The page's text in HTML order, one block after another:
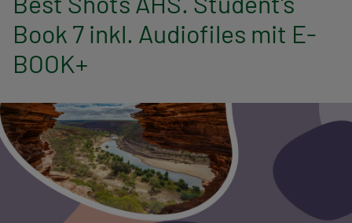
a
v
i
g
a
Book 7 inkl. Audiofiles mit E-
BOOK+